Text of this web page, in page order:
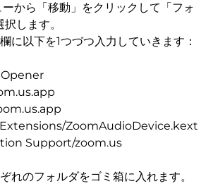
から「移動」をクリックして「フォ
します。
に以下を1つづつ入力していきます：
ZoomAudioDevice.kext
Support/zoom.us
れのフォルダをゴミ箱に入れます。